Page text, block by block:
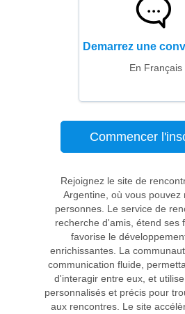
Demarrez une
En Français
Commencer
Rejoignez le site de
Argentine, où vous pouvez
personnes. Le service de
recherche d'amis, étend ses
favorise le
enrichissantes. La
communication fluide,
d'interagir entre eux, et
personnalisés et précis pour
aux rencontres. Le site